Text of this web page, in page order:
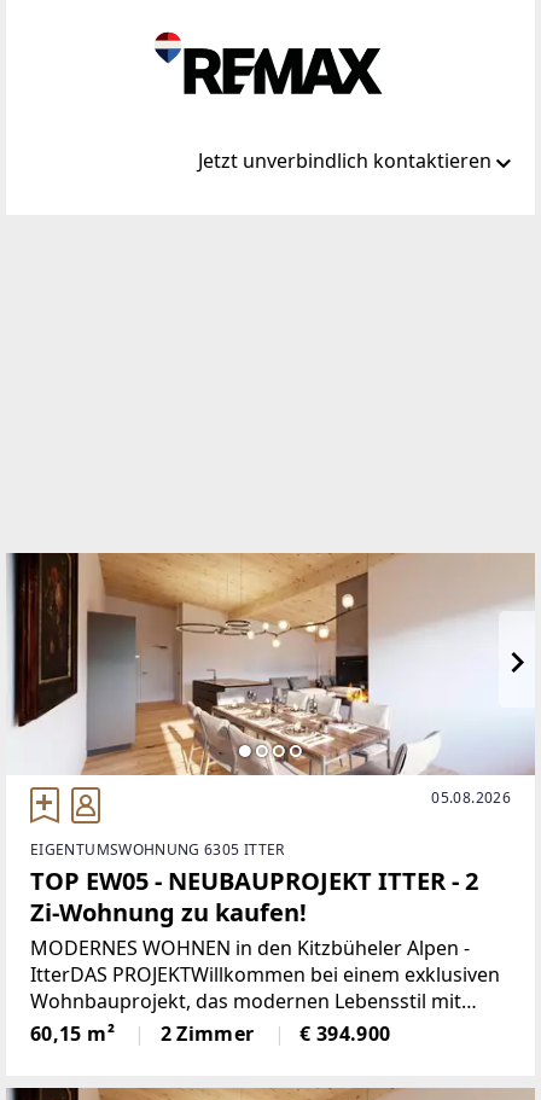
Jetzt unverbindlich kontaktieren
05.08.2026
EIGENTUMSWOHNUNG 6305 ITTER
TOP EW05 - NEUBAUPROJEKT ITTER - 2
Zi-Wohnung zu kaufen!
MODERNES WOHNEN in den Kitzbüheler Alpen -
ItterDAS PROJEKTWillkommen bei einem exklusiven
Wohnbauprojekt, das modernen Lebensstil mit
alpiner Wohnqualität verbindet. In sonniger Lage
entstehen 5 architektonisch harmonisch
60,15 m² 2 Zimmer € 394.900